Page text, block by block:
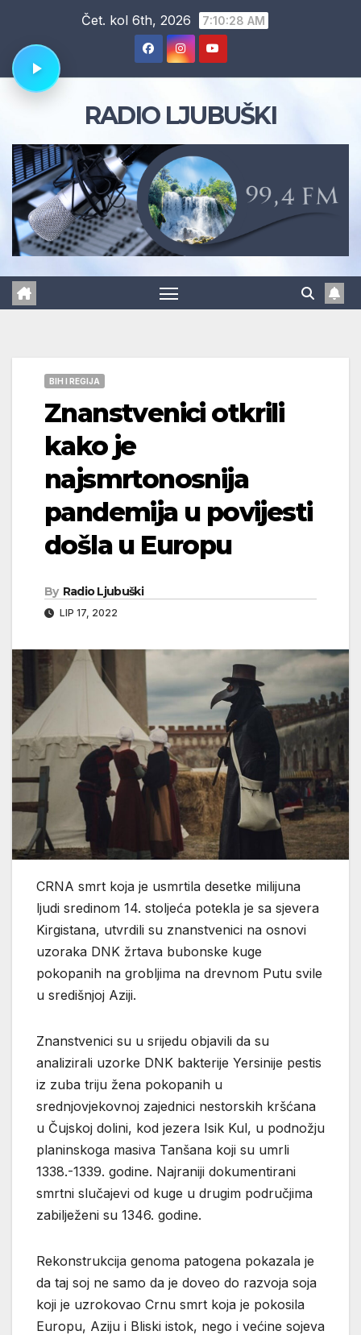
content
Čet. kol 6th, 2026 7:10:29 AM
RADIO LJUBUŠKI
BIH I REGIJA
Znanstvenici otkrili
kako je
najsmrtonosnija
pandemija u povijesti
došla u Europu
By Radio Ljubuški
LIP 17, 2022
CRNA smrt koja je usmrtila desetke milijuna
ljudi sredinom 14. stoljeća potekla je sa sjevera
Kirgistana, utvrdili su znanstvenici na osnovi
uzoraka DNK žrtava bubonske kuge
pokopanih na grobljima na drevnom Putu svile
u središnjoj Aziji.
Znanstvenici su u srijedu objavili da su
analizirali uzorke DNK bakterije Yersinije pestis
iz zuba triju žena pokopanih u
srednjovjekovnoj zajednici nestorskih kršćana
u Čujskoj dolini, kod jezera Isik Kul, u podnožju
planinskoga masiva Tanšana koji su umrli
1338.-1339. godine. Najraniji dokumentirani
smrtni slučajevi od kuge u drugim područjima
zabilježeni su 1346. godine.
Rekonstrukcija genoma patogena pokazala je
da taj soj ne samo da je doveo do razvoja soja
koji je uzrokovao Crnu smrt koja je pokosila
Europu, Aziju i Bliski istok, nego i većine sojeva